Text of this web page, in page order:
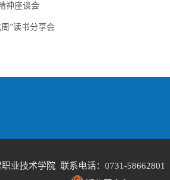
神座谈会
”读书分享会
业技术学院 联系电话：0731-58662801